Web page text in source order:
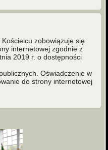
zobowiązuje się
internetowej zgodnie z
2019 r. o dostępności
Oświadczenie w
do strony internetowej